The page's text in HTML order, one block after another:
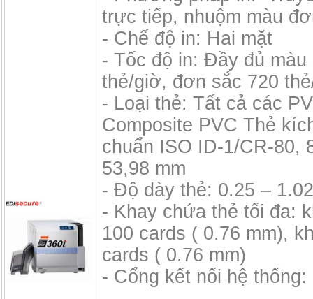
trực tiếp, nhuộm màu
- Chế độ in: Hai mặt
- Tốc độ in: Đầy đủ màu
thẻ/giờ, đơn sắc 720
- Loại thẻ: Tất cả các
Composite PVC Thẻ
chuẩn ISO ID-1/CR-80,
53,98 mm
- Độ dày thẻ: 0.25 –
- Khay chứa thẻ tối đa:
100 cards ( 0.76 mm),
cards ( 0.76 mm)
- Cổng kết nối hệ thống: